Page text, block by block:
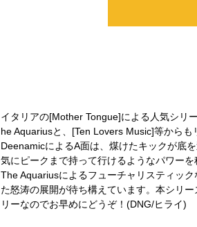
イタリアの[Mother Tongue]による人気シリ
he Aquariusと、[Ten Lovers Music]等から
DeenamicによるA面は、煤けたキックが底
気にピークまで持って行けるようなパワー
The Aquariusによるフューチャリスティッ
た怒涛の展開が待ち構えています。本シリ
リーなのでお早めにどうぞ！(DNG/ヒライ)